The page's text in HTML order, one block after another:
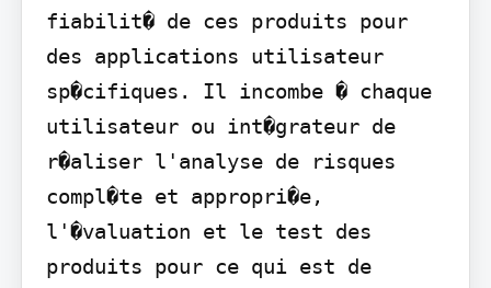
fiabilit� de ces produits pour
des applications utilisateur
sp�cifiques. Il incombe � chaque
utilisateur ou int�grateur de
r�aliser l'analyse de risques
compl�te et appropri�e,
l'�valuation et le test des
produits pour ce qui est de